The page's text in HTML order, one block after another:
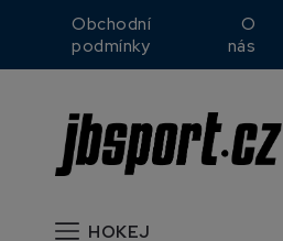
Obchodní
podmínky
O
nás
HOKEJ